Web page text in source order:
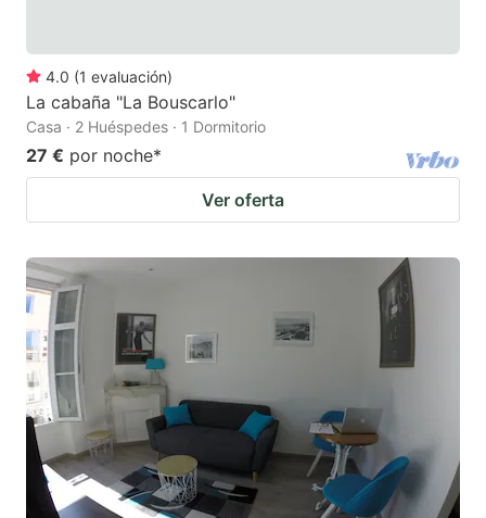
4.0 (1 evaluación)
La cabaña "La Bouscarlo"
Casa · 2 Huéspedes · 1 Dormitorio
27 € por noche*
Ver oferta